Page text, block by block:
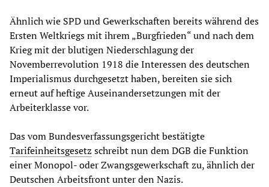
Ähnlich wie SPD und Gewerkschaften bereits während des
Ersten Weltkriegs mit ihrem „Burgfrieden“ und nach dem
Krieg mit der blutigen Niederschlagung der
Novemberrevolution 1918 die Interessen des deutschen
Imperialismus durchgesetzt haben, bereiten sie sich
erneut auf heftige Auseinandersetzungen mit der
Arbeiterklasse vor.
Das vom Bundesverfassungsgericht bestätigte
Tarifeinheitsgesetz schreibt nun dem DGB die Funktion
einer Monopol- oder Zwangsgewerkschaft zu, ähnlich der
Deutschen Arbeitsfront unter den Nazis.